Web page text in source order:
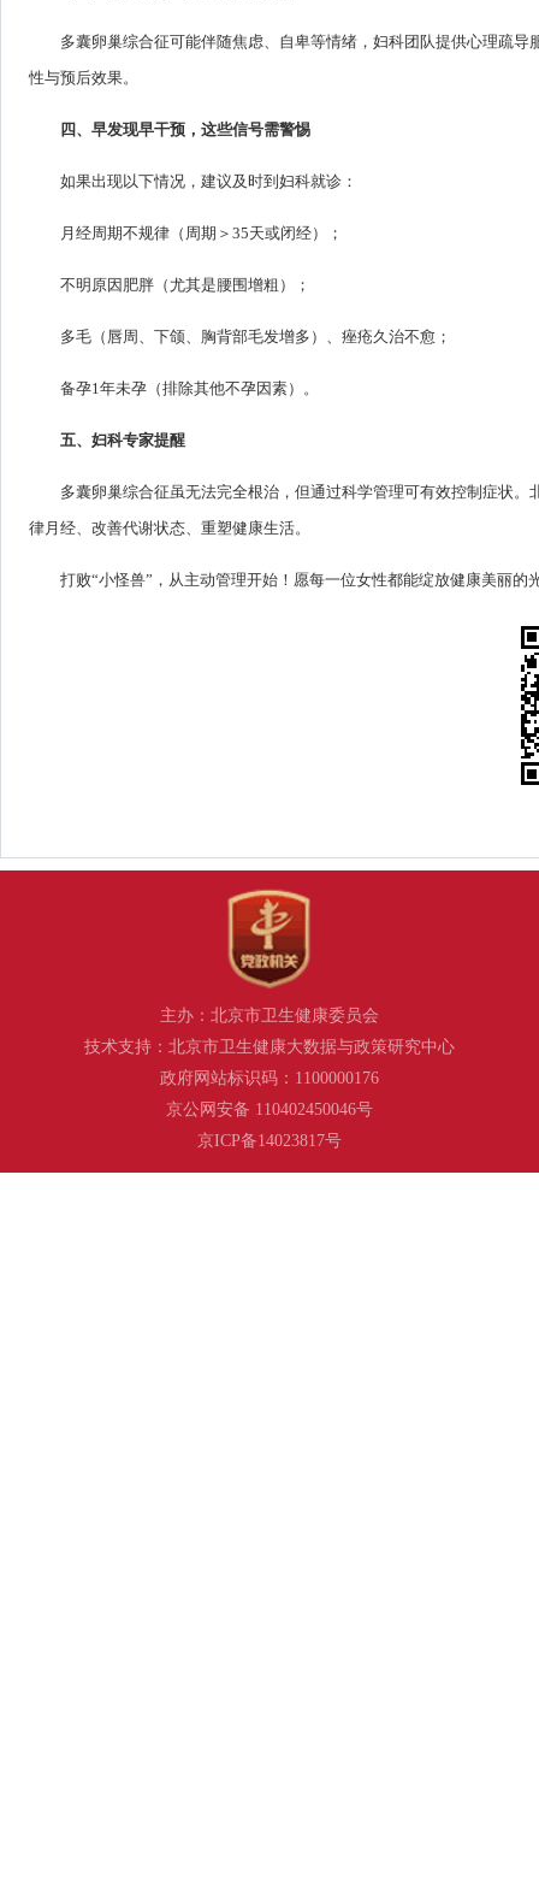
多囊卵巢综合征可能伴随焦虑、自卑等情绪，妇科团队提供心理疏
性与预后效果。
四、早发现早干预，这些信号需警惕
如果出现以下情况，建议及时到妇科就诊：
月经周期不规律（周期＞35天或闭经）；
不明原因肥胖（尤其是腰围增粗）；
多毛（唇周、下颌、胸背部毛发增多）、痤疮久治不愈；
备孕1年未孕（排除其他不孕因素）。
五、妇科专家提醒
多囊卵巢综合征虽无法完全根治，但通过科学管理可有效控制症状
律月经、改善代谢状态、重塑健康生活。
打败“小怪兽”，从主动管理开始！愿每一位女性都能绽放健康美丽的
主办：北京市卫生健康委员会
技术支持：北京市卫生健康大数据与政策研究中心
政府网站标识码：1100000176
京公网安备 110402450046号
京ICP备14023817号